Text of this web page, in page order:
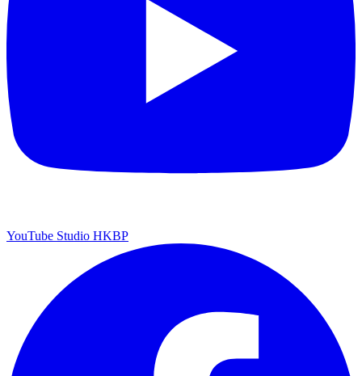
YouTube Studio HKBP